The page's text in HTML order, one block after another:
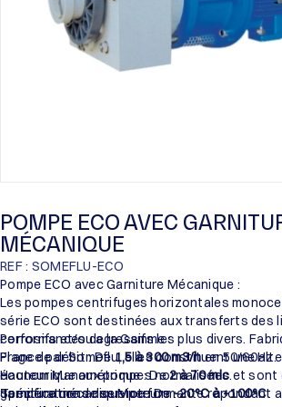
POMPE ECO AVEC
MÉCANIQUE
REF : SOMEFLU-ECO
Pompe ECO avec Garniture Mécanique :
Les pompes centrifuges horizontales
série ECO sont destinées aux transferts des
corrosifs et/ou agressifs les plus divers.
France par Someflu, elles constituent une
économique aux pompes normalisées et sont
garniture mécanique performante répondant
Performances de la Gamme :
Plage de débit : De1,5 à 300 m3/hen 50/60Hz.
Hauteur Manométrique : De2 à 70 mlc.
Température de service : De-20°C à +100°C.
Spécifications des Moteurs :